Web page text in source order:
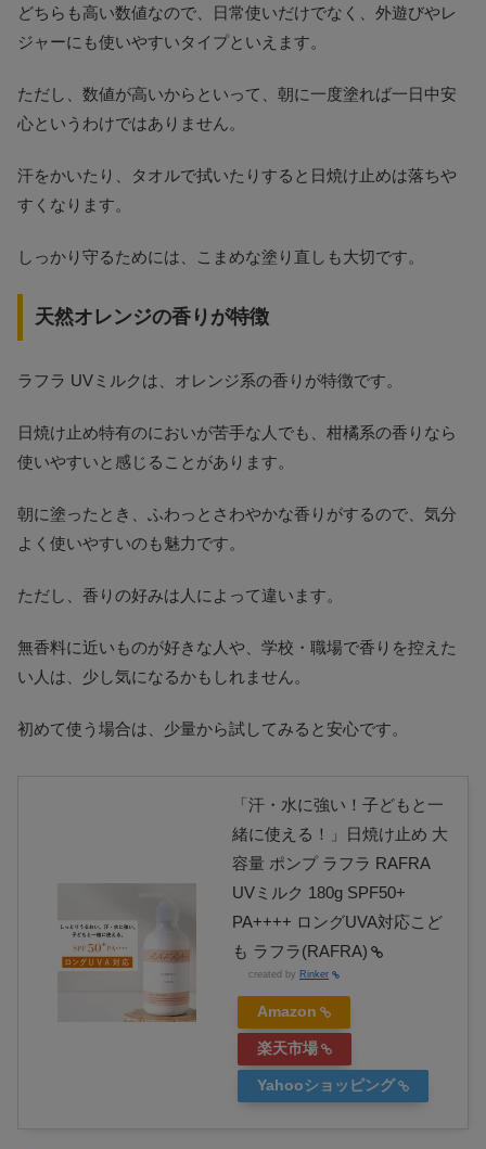
どちらも高い数値なので、日常使いだけでなく、外遊びやレ
ジャーにも使いやすいタイプといえます。
ただし、数値が高いからといって、朝に一度塗れば一日中安
心というわけではありません。
汗をかいたり、タオルで拭いたりすると日焼け止めは落ちや
すくなります。
しっかり守るためには、こまめな塗り直しも大切です。
天然オレンジの香りが特徴
ラフラ UVミルクは、オレンジ系の香りが特徴です。
日焼け止め特有のにおいが苦手な人でも、柑橘系の香りなら
使いやすいと感じることがあります。
朝に塗ったとき、ふわっとさわやかな香りがするので、気分
よく使いやすいのも魅力です。
ただし、香りの好みは人によって違います。
無香料に近いものが好きな人や、学校・職場で香りを控えた
い人は、少し気になるかもしれません。
初めて使う場合は、少量から試してみると安心です。
「汗・水に強い！子どもと一
緒に使える！」日焼け止め 大
容量 ポンプ ラフラ RAFRA
UVミルク 180g SPF50+
PA++++ ロングUVA対応こど
も ラフラ(RAFRA)
created by Rinker
Amazon
楽天市場
Yahooショッピング